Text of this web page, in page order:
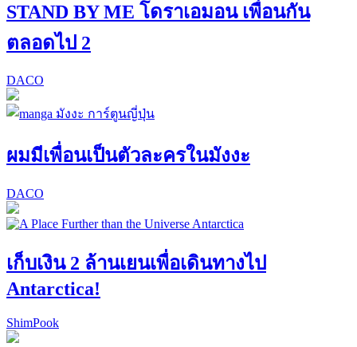
STAND BY ME โดราเอมอน เพื่อนกัน
ตลอดไป 2
DACO
ผมมีเพื่อนเป็นตัวละครในมังงะ
DACO
เก็บเงิน 2 ล้านเยนเพื่อเดินทางไป
Antarctica!
ShimPook